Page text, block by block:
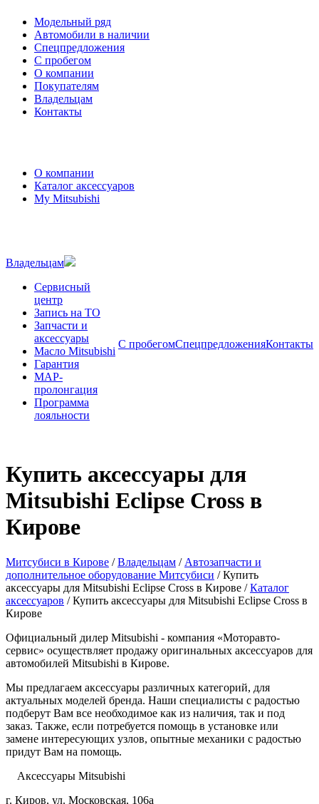
Модельный ряд
Автомобили в наличии
Спецпредложения
С пробегом
О компании
Покупателям
Владельцам
Контакты
О компании
Каталог аксессуаров
My Mitsubishi
Владельцам
Сервисный
центр
Запись на ТО
Запчасти и
аксессуары
Масло Mitsubishi
Гарантия
MAP-
пролонгация
Программа
лояльности
С пробегомСпецпредложенияКонтакты
Купить аксессуары для
Mitsubishi Eclipse Cross в
Кирове
Митсубиси в Кирове / Владельцам / Автозапчасти и
дополнительное оборудование Митсубиси /Купить
аксессуары для Mitsubishi Eclipse Cross в Кирове / Каталог
аксессуаров /Купить аксессуары для Mitsubishi Eclipse Cross в
Кирове
Официальный дилер Mitsubishi - компания «Моторавто-
сервис» осуществляет продажу оригинальных аксессуаров для
автомобилей Mitsubishi в Кирове.
Мы предлагаем аксессуары различных категорий, для
актуальных моделей бренда. Наши специалисты с радостью
подберут Вам все необходимое как из наличия, так и под
заказ. Также, если потребуется помощь в установке или
замене интересующих узлов, опытные механики с радостью
придут Вам на помощь.
Аксессуары Mitsubishi
г. Киров, ул. Московская, 106а